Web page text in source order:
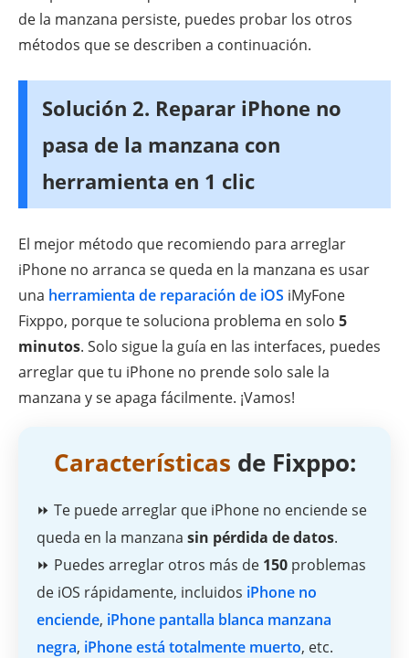
de la manzana persiste, puedes probar los otros
métodos que se describen a continuación.
Solución 2. Reparar iPhone no
pasa de la manzana con
herramienta en 1 clic
El mejor método que recomiendo para arreglar
iPhone no arranca se queda en la manzana es usar
una herramienta de reparación de iOS iMyFone
Fixppo, porque te soluciona problema en solo 5
minutos. Solo sigue la guía en las interfaces, puedes
arreglar que tu iPhone no prende solo sale la
manzana y se apaga fácilmente. ¡Vamos!
Características de Fixppo:
⏩ Te puede arreglar que iPhone no enciende se
queda en la manzana sin pérdida de datos.
⏩ Puedes arreglar otros más de 150 problemas
de iOS rápidamente, incluidos iPhone no
enciende, iPhone pantalla blanca manzana
negra, iPhone está totalmente muerto, etc.